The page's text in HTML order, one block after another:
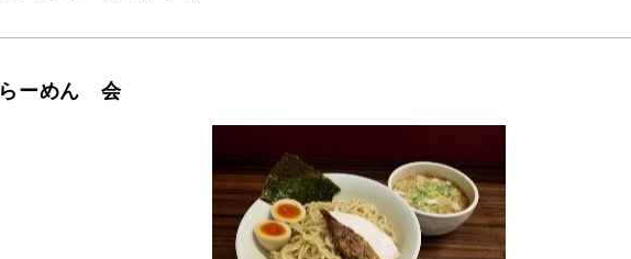
らーめん 会